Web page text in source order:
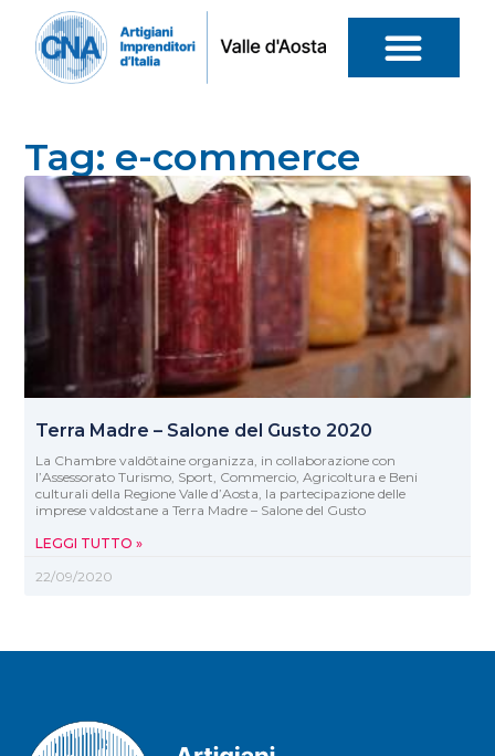
Tag: e-commerce
Terra Madre – Salone del Gusto 2020
La Chambre valdôtaine organizza, in collaborazione con
l’Assessorato Turismo, Sport, Commercio, Agricoltura e Beni
culturali della Regione Valle d’Aosta, la partecipazione delle
imprese valdostane a Terra Madre – Salone del Gusto
LEGGI TUTTO »
22/09/2020